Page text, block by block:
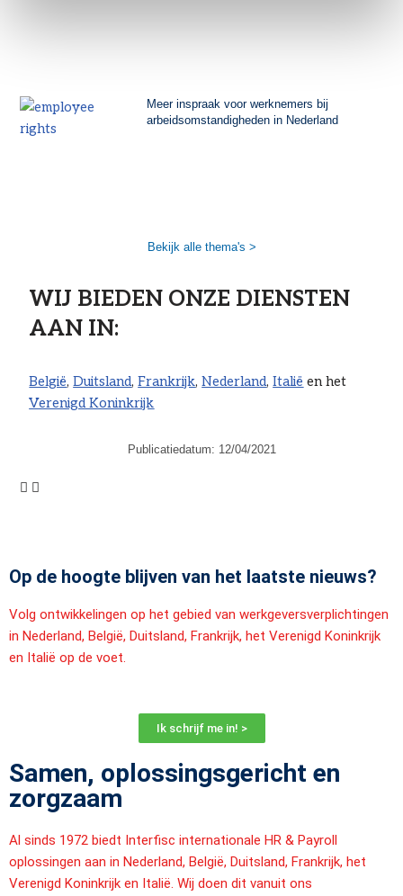
Meer inspraak voor werknemers bij
arbeidsomstandigheden in Nederland
Bekijk alle thema's >
WIJ BIEDEN ONZE DIENSTEN
AAN IN: ​
België,Duitsland,Frankrijk,Nederland, Italië en het
Verenigd Koninkrijk
Publicatiedatum: 12/04/2021
Op de hoogte blijven van het laatste nieuws?
Volg ontwikkelingen op het gebied van werkgeversverplichtingen
in Nederland, België, Duitsland, Frankrijk, het Verenigd Koninkrijk
en Italië op de voet.
Ik schrijf me in! >
Samen, oplossingsgericht en
zorgzaam
Al sinds 1972 biedt Interfisc internationale HR & Payroll
oplossingen aan in Nederland, België, Duitsland, Frankrijk, het
Verenigd Koninkrijk en Italië. Wij doen dit vanuit ons